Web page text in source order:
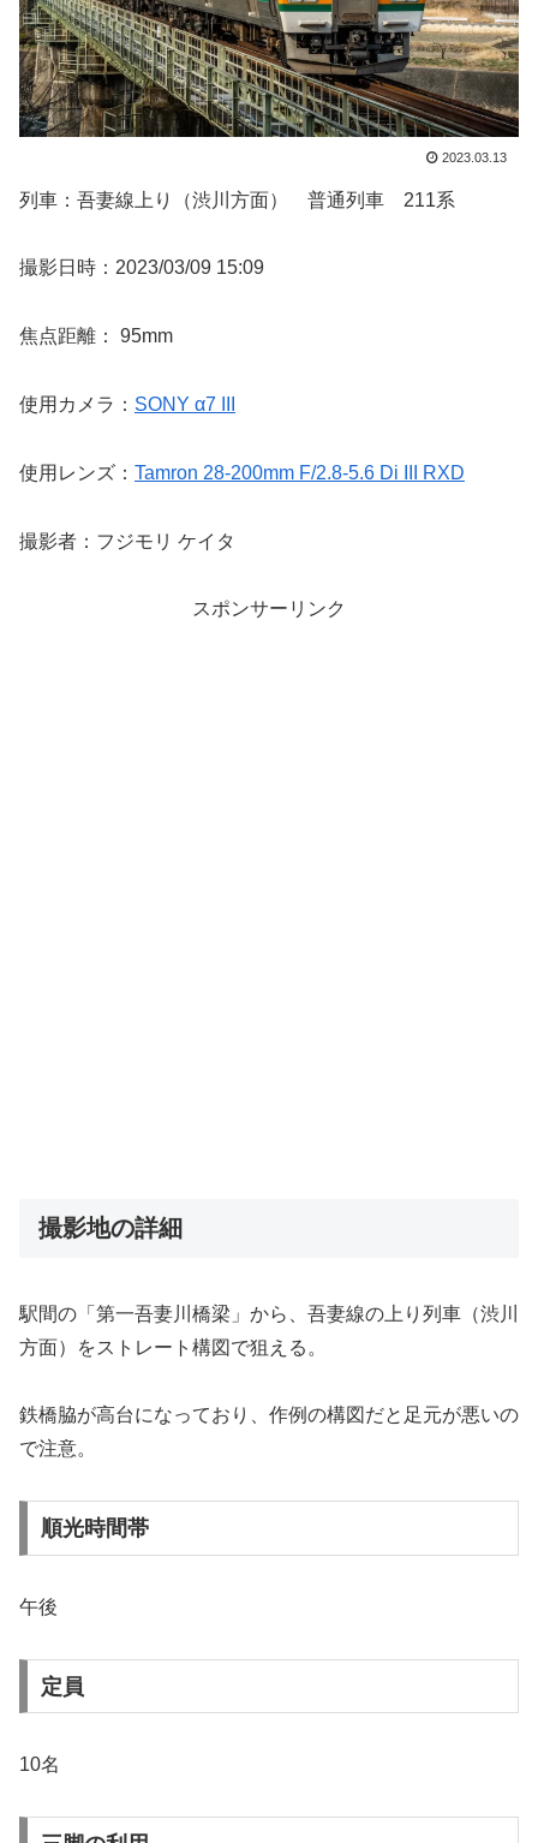
2023.03.13
列車：吾妻線上り（渋川方面） 普通列車 211系
撮影日時：2023/03/09 15:09
焦点距離： 95mm
使用カメラ： SONY α7 III
使用レンズ： Tamron 28-200mm F/2.8-5.6 Di III RXD
撮影者：フジモリ ケイタ
スポンサーリンク
撮影地の詳細
駅間の「第一吾妻川橋梁」から、吾妻線の上り列車（渋川
方面）をストレート構図で狙える。
鉄橋脇が高台になっており、作例の構図だと足元が悪いの
で注意。
順光時間帯
午後
定員
10名